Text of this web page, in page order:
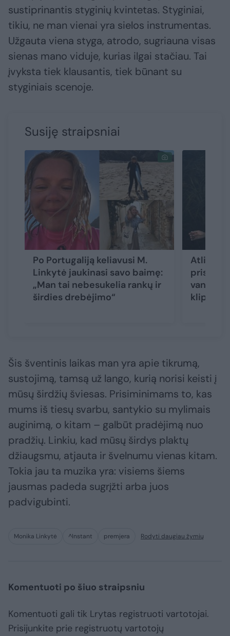
sustiprinantis styginių kvintetas. Styginiai,
tikiu, ne man vienai yra sielos instrumentas.
Užgauta viena styga, atrodo, sugriauna visas
sienas mano viduje, kurias ilgai stačiau. Tai
įvyksta tiek klausantis, tiek būnant su
styginiais scenoje.
Susiję straipsniai
Po Portugaliją keliavusi M.
Linkytė jaukinasi savo baimę:
„Man tai nebesukelia rankų ir
širdies drebėjimo“
Atlikėja
pristato
klipą
Šis šventinis laikas man yra apie tikrumą,
sustojimą, tamsą už lango, kurią norisi keisti į
mūsų širdžių šviesas. Prisiminimams to, kas
mums iš tiesų svarbu, santykio su mylimais
auginimą, o kitam – galbūt pradėjimą nuo
pradžių. Linkiu, kad mūsų širdys plaktų
džiaugsmu, atjauta ir švelnumu vienas kitam.
Tokia jau ta muzika yra: visiems šiems
jausmas padeda sugrįžti arba juos
padvigubinti.
Monika Linkytė ^Instant premjera Rodyti daugiau žymių
Komentuoti po šiuo straipsniu
Komentuoti gali tik Lrytas registruoti vartotojai.
Prisijunkite prie registruotų vartotojų